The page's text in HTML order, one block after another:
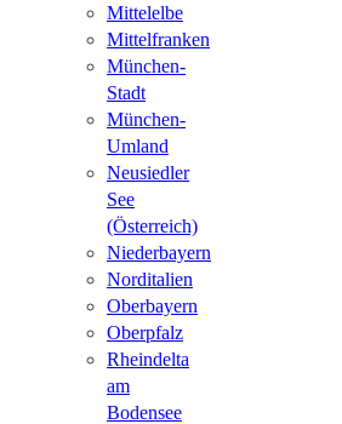
Mittelelbe
Mittelfranken
München-
Stadt
München-
Umland
Neusiedler
See
(Österreich)
Niederbayern
Norditalien
Oberbayern
Oberpfalz
Rheindelta
am
Bodensee